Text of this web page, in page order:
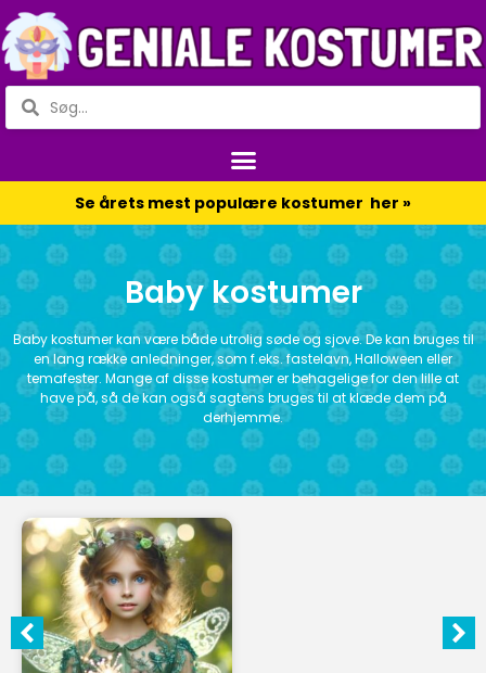
Se årets mest populære kostumer her »
Baby kostumer
Baby kostumer kan være både utrolig søde og sjove. De kan bruges til
en lang række anledninger, som f.eks. fastelavn, Halloween eller
temafester. Mange af disse kostumer er behagelige for den lille at
have på, så de kan også sagtens bruges til at klæde dem på
derhjemme.